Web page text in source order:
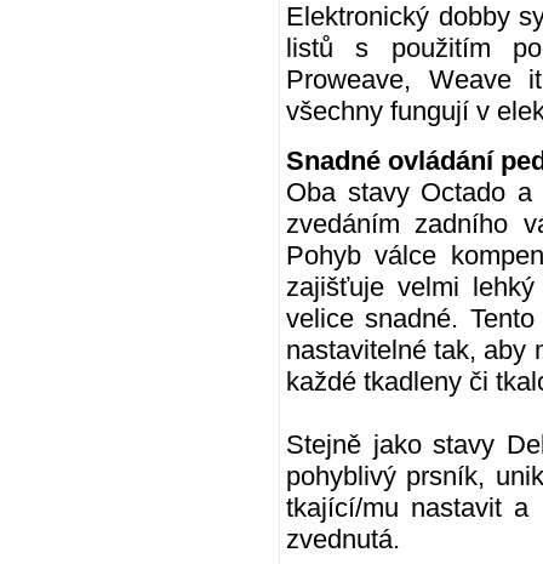
Elektronický dobby
listů s použitím
Proweave, Weave
všechny fungují v
Snadné ovládání
Oba stavy Octado a
zvedáním zadního
Pohyb válce
zajišťuje velmi
velice snadné.
nastavitelné tak, aby
každé tkadleny či
Stejně jako stavy
pohyblivý prsník,
tkající/mu nastavit a
zvednutá.